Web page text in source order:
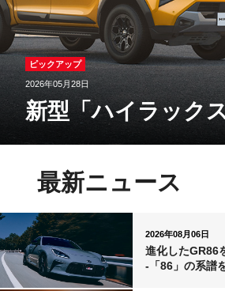
ピックアップ
2026年05月28日
新型「ハイラック
最新ニュース
2026年08月06日
進化したGR86
-「86」の系譜